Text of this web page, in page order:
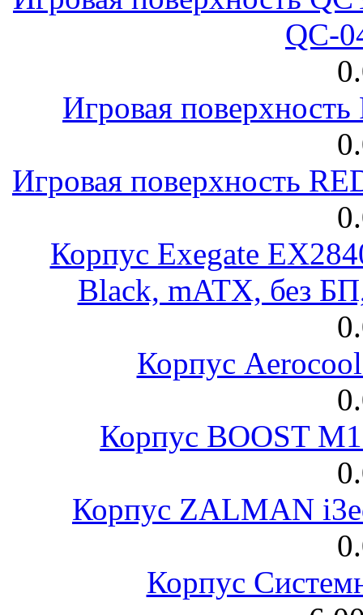
QC-
Игровая
Игровая поверхность
Корпус Exegate
Black, mATX, без
Корпус
Корпус BOOST
Корпус ZALMAN
Корпус